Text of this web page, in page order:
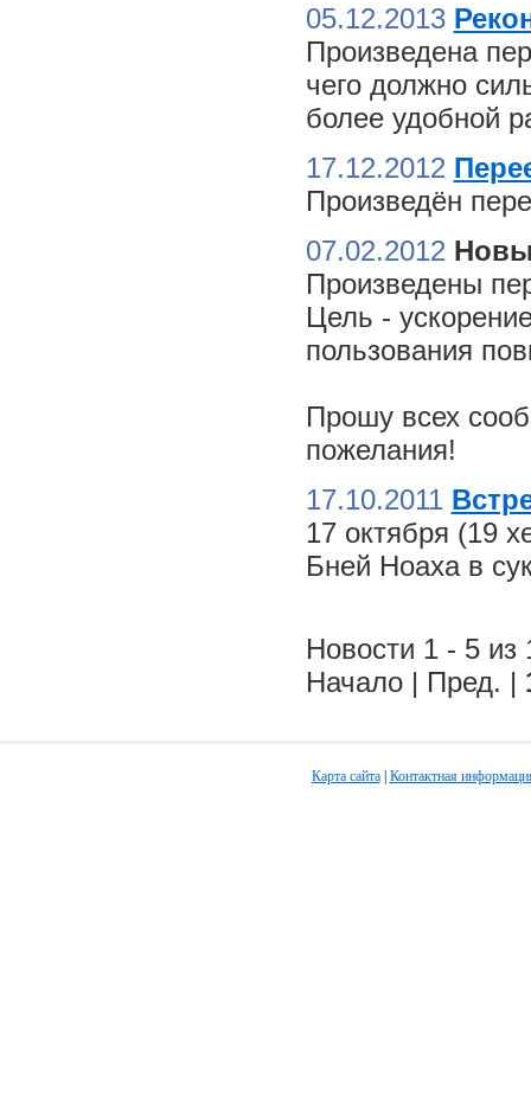
05.12.2013
Произведена
чего должно
более удобной
17.12.2012
Произведён
07.02.2012
Произведены
Цель -
пользования
Прошу всех
пожелания!
17.10.2011
17 октября (19
Бней Ноаха в
Новости 1 - 5 из
Начало | Пред. |
Карта сайта| Контактная